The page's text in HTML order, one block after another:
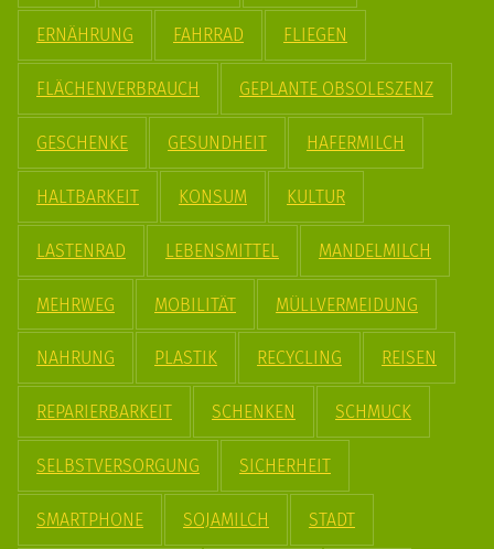
ERNÄHRUNG FAHRRAD FLIEGEN
FLÄCHENVERBRAUCH GEPLANTE OBSOLESZENZ
GESCHENKE GESUNDHEIT HAFERMILCH
HALTBARKEIT KONSUM KULTUR
LASTENRAD LEBENSMITTEL MANDELMILCH
MEHRWEG MOBILITÄT MÜLLVERMEIDUNG
NAHRUNG PLASTIK RECYCLING REISEN
REPARIERBARKEIT SCHENKEN SCHMUCK
SELBSTVERSORGUNG SICHERHEIT
SMARTPHONE SOJAMILCH STADT